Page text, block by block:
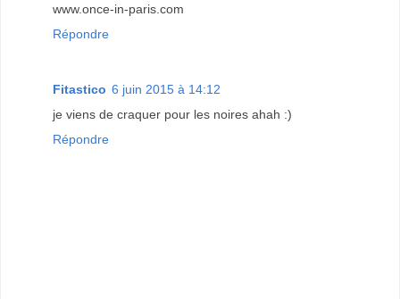
www.once-in-paris.com
Répondre
Fitastico 6 juin 2015 à 14:12
je viens de craquer pour les noires ahah :)
Répondre